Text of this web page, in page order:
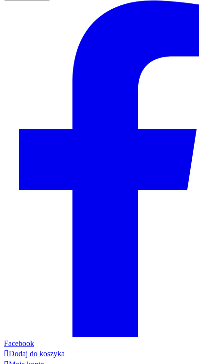
Facebook
Dodaj do koszyka